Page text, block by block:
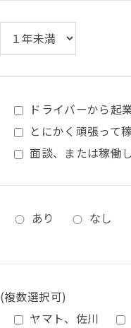
ドライバーから起
とにかく頑張って
面談、または稼働
あり なし
(複数選択可)
ヤマト、佐川